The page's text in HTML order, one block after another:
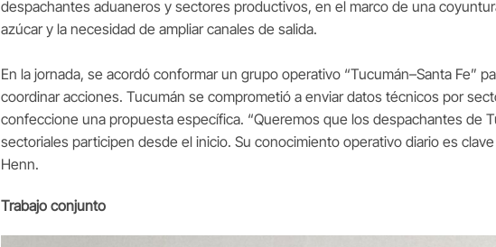
despachantes aduaneros y sectores productivos, en el marco de una
azúcar y la necesidad de ampliar canales de salida.
En la jornada, se acordó conformar un grupo operativo “Tucumán–Santa Fe”
coordinar acciones. Tucumán se comprometió a enviar datos técnicos por
confeccione una propuesta específica. “Queremos que los despachantes de
sectoriales participen desde el inicio. Su conocimiento operativo diario es
Henn.
Trabajo conjunto